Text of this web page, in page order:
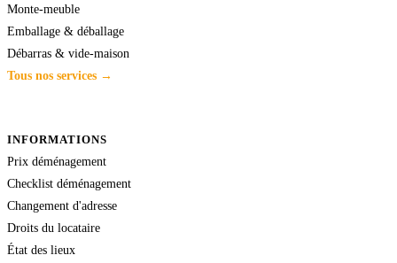
Monte-meuble
Emballage & déballage
Débarras & vide-maison
Tous nos services →
INFORMATIONS
Prix déménagement
Checklist déménagement
Changement d'adresse
Droits du locataire
État des lieux